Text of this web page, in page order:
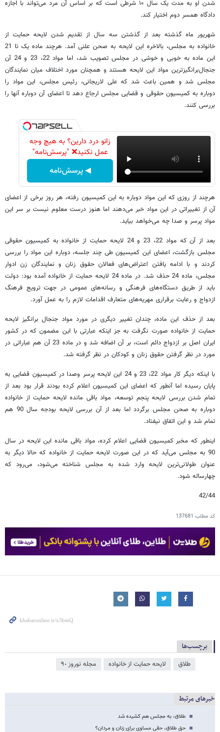
شدن او به مدت یک سال ۱۰ شرطی است که بر اساس آن مرد می‌تواند با اجازه
دادگاه همسر دوم اختیار کند.
شهریور ماه گذشته بعد از گذشتن سه سال از تقدیم شدن لایحه حمایت از
خانواده به مجلس، بالاخره این لایحه به صحن علنی آمد. هرچند ماده یک تا 21
این ماده به خوبی و خوشی در مجلس تصویب شد، اما مواد 22، 23 و 24 آن
جنجال‌برانگیزترین مواد این لایحه هستند و همچنان مورد اختلاف میان نمایندگان
مجلس شد و همین باعث شد که علی لاریجانی، رئیس مجلس، این مواد را
دوباره به کمیسیون حقوقی و قضایی مجلس ارجاع دهد تا اعضای آن دوباره آنها را
بررسی کنند.
زانو درد دارین؟ به هیچ وجه
عمل نکنید❌ "پرسش‌نامه"
◀ پرسش‌نامه
هرچند از روزی که این مواد دوباره به این کمیسیون رفته، هر روز برخی از اعضای
آن از تغییراتی در این مواد خبر می‌دهند اما هنوز درست معلوم نیست بر سر این
مواد پرسر و صدا چه می‌خواهد بیاید.
بعد از آن که مواد 22، 23 و 24 لایحه حمایت از خانواده به کمیسیون حقوقی
مجلس بازگشت، اعضای این کمیسیون طی چند جلسه، دوباره این مواد را بررسی
کردند و با ادامه یافتن اعتراض‌های فعالان حقوق زنان و نمایندگان زن ادوار
مجلس، ماده 24 حذف شد. در ماده 24 لایحه حمایت از خانواده آمده بود: دولت
باید از طریق دستگاه‌های فرهنگی و رسانه‌های عمومی در جهت ترویج فرهنگ
ازدواج و رعایت برقراری مهریه‌های متعارف اقدامات لازم را به عمل آورد.
بعد از حذف این ماده، چندان تغییر دیگری در مورد مواد جنجال برانگیز لایحه
حمایت از خانواده صورت نگرفت به جز اینکه عبارتی با این مضمون که در کشور
ایران اصل بر ازدواج دائم است، بر آن اضافه شد و در ماده 23 آن هم عباراتی در
مورد در نظر گرفتن حقوق زنان و کودکان در نظر گرفته شد.
با اینکه دیگر کار مواد 22، 23 و 24 این لایحه پرسر وصدا در کمیسیون قضایی به
پایان رسیده اما آنطور که اعضای این کمیسیون اعلام کرده بودند قرار بود بعد از
تمام شدن بررسی لایحه پنجم توسعه، مواد باقی مانده لایحه حمایت از خانواده
دوباره به صحن مجلس برگردد اما بعد از آن بررسی لایحه بودجه سال 90 هم
تمام شد و این اتفاق نیفتاد.
اینطور که مخبر کمیسیون قضایی اعلام کرده، مواد باقی مانده این لایحه در سال
90 به مجلس می‌آید که در این صورت لایحه حمایت از خانواده که حالا دیگر به
عنوان طولانی‌ترین لایحه وارد شده به مجلس شناخته می‌شود، می‌رود که
چهارساله شود.
42/44
کد مطلب 137681
برچسب‌ها
طلاق لایحه حمایت از خانواده مجله نوروز ٩٠
خبرهای مرتبط
طلاق، به مجلس هم کشیده شد
حق طلاق، حقی مساوی برای زنان و مردان؟